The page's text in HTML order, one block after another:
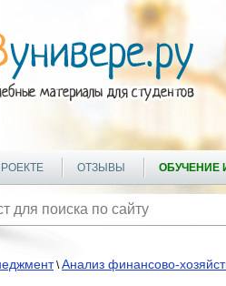
ОТЗЫВЫ ОБУЧЕНИЕ
\Анализ финансово-